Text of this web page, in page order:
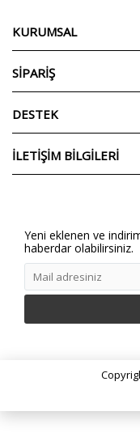
KURUMSAL
SİPARİŞ
DESTEK
İLETİŞİM BİLGİLERİ
Yeni eklenen ve
haberdar olabilirsiniz.